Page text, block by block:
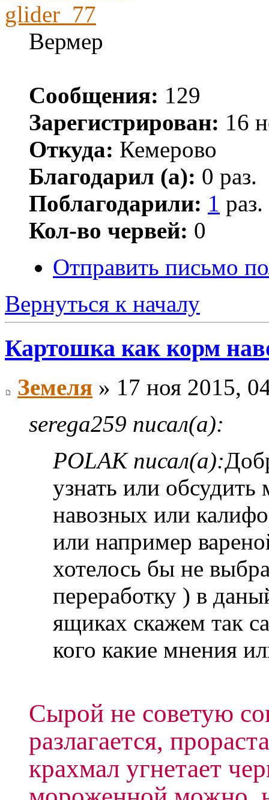
glider_77
Вермер
Сообщения: 129
Зарегистрирован: 16
Откуда: Кемерово
Благодарил (а): 0 раз.
Поблагодарили: 1 раз.
Кол-во червей: 0
Отправить письмо
Вернуться к началу
Картошка как корм
Земеля » 17 ноя 2015,
serega259 писал(а):
POLAK писал(а):
узнать или
навозных или
или например
хотелось бы не
переработку ) в
ящиках скажем так
кого какие мнения
Сырой не советую
разлагается,
крахмал угнетает